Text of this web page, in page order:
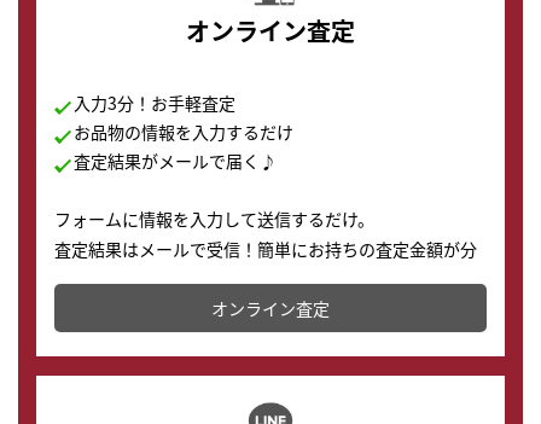
オンライン査定
入力3分！お手軽査定
お品物の情報を入力するだけ
査定結果がメールで届く♪
フォームに情報を入力して送信するだけ。
査定結果はメールで受信！簡単にお持ちの査定金額が分
かります。
オンライン査定